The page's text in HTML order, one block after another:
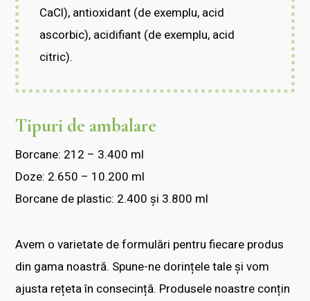
CaCl), antioxidant (de exemplu, acid
ascorbic), acidifiant (de exemplu, acid
citric).
Tipuri de ambalare
Borcane: 212 – 3.400 ml
Doze: 2.650 – 10.200 ml
Borcane de plastic: 2.400 și 3.800 ml
Avem o varietate de formulări pentru fiecare produs
din gama noastră. Spune-ne dorințele tale și vom
ajusta rețeta în consecință. Produsele noastre conțin